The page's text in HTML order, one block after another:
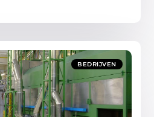
BEDRIJVEN